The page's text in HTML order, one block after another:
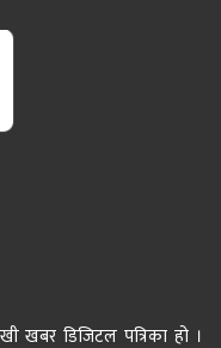
खबर डिजिटल पत्रिका हो ।